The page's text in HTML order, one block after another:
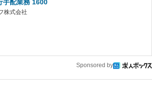
手配業務 1600
株式会社
Sponsored by